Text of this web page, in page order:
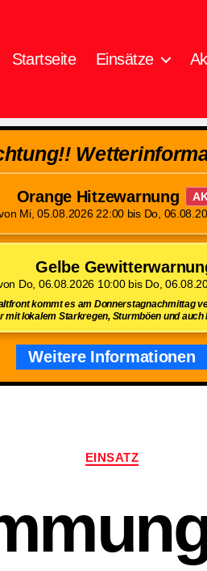
Startseite Einsätze
Orange Hitzewarnung
Mi, 05.08.2026 22:00 bis Do,
Gelbe
Do, 06.08.2026 10:00 bis Do,
kommt es am Donnerstagnachmittag
mit lokalem Starkregen, Sturmböen und auch
Weitere Informationen
Kategorien
EINSATZ